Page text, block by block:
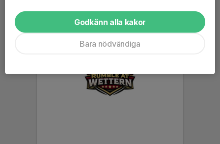
Godkänn alla kakor
Bara nödvändiga